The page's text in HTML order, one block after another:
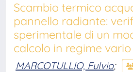
Scambio termico
pannello radiante:
sperimentale di un
calcolo in regime vario
MARCOTULLIO, Fulvio;